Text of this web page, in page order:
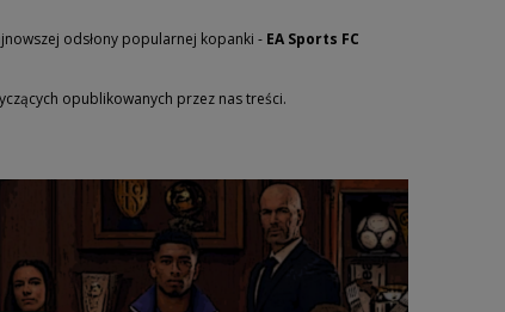
odsłony popularnej kopanki - EA Sports FC
opublikowanych przez nas treści.